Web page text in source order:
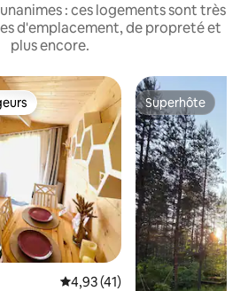
: ces logements sont très
d'emplacement, de propreté et
plus encore.
Évaluation moyenne sur la
4,93 (41)
Superhôte
Superhôte